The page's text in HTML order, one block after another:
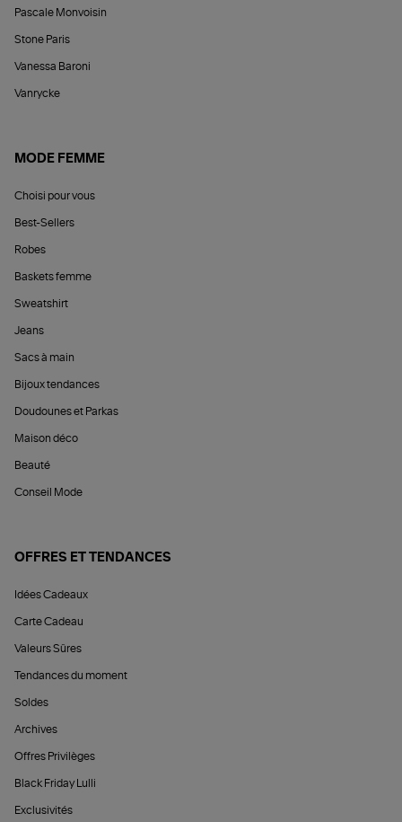
Pascale Monvoisin
Stone Paris
Vanessa Baroni
Vanrycke
MODE FEMME
Choisi pour vous
Best-Sellers
Robes
Baskets femme
Sweatshirt
Jeans
Sacs à main
Bijoux tendances
Doudounes et Parkas
Maison déco
Beauté
Conseil Mode
OFFRES ET TENDANCES
Idées Cadeaux
Carte Cadeau
Valeurs Sûres
Tendances du moment
Soldes
Archives
Offres Privilèges
Black Friday Lulli
Exclusivités